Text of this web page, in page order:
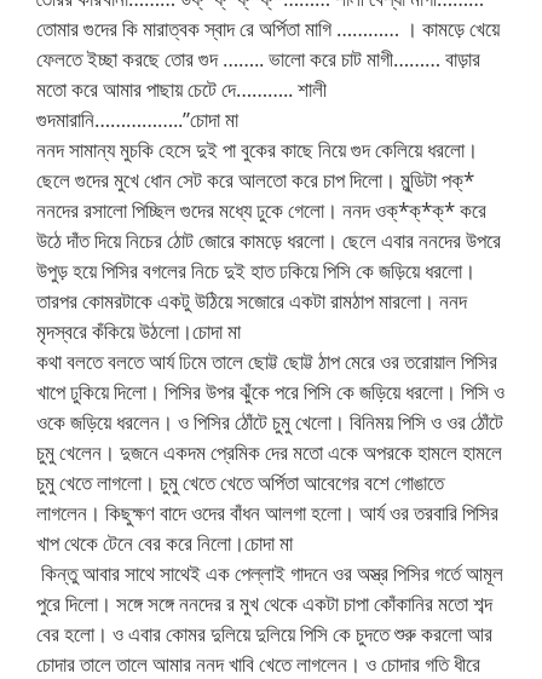
তোমার গুদের কি মারাত্বক স্বাদ রে অর্পিতা মাগি ………… । কামড়ে খেয়ে
ফেলতে ইচ্ছা করছে তোর গুদ …….. ভালো করে চাট মাগী……… বাড়ার
মতো করে আমার পাছায় চেটে দে……….. শালী
গুদমারানি……………..”চোদা মা
ননদ সামান্য মুচকি হেসে দুই পা বুকের কাছে নিয়ে গুদ কেলিয়ে ধরলো।
ছেলে গুদের মুখে ধোন সেট করে আলতো করে চাপ দিলো। মুন্ডিটা পক্*
ননদের রসালো পিচ্ছিল গুদের মধ্যে ঢুকে গেলো। ননদ ওক্*ক্*ক্* করে
উঠে দাঁত দিয়ে নিচের ঠোট জোরে কামড়ে ধরলো। ছেলে এবার ননদের উপরে
উপুড় হয়ে পিসির বগলের নিচে দুই হাত ঢকিয়ে পিসি কে জড়িয়ে ধরলো।
তারপর কোমরটাকে একটু উঠিয়ে সজোরে একটা রামঠাপ মারলো। ননদ
মৃদস্বরে কঁকিয়ে উঠলো।চোদা মা
কথা বলতে বলতে আর্য ঢিমে তালে ছোট্ট ছোট্ট ঠাপ মেরে ওর তরোয়াল পিসির
খাপে ঢুকিয়ে দিলো। পিসির উপর ঝুঁকে পরে পিসি কে জড়িয়ে ধরলো। পিসি ও
ওকে জড়িয়ে ধরলেন। ও পিসির ঠোঁটে চুমু খেলো। বিনিময় পিসি ও ওর ঠোঁটে
চুমু খেলেন। দুজনে একদম প্রেমিক দের মতো একে অপরকে হামলে হামলে
চুমু খেতে লাগলো। চুমু খেতে খেতে অর্পিতা আবেগের বশে গোঙাতে
লাগলেন। কিছুক্ষণ বাদে ওদের বাঁধন আলগা হলো। আর্য ওর তরবারি পিসির
খাপ থেকে টেনে বের করে নিলো।চোদা মা
কিন্তু আবার সাথে সাথেই এক পেল্লাই গাদনে ওর অস্ত্র পিসির গর্তে আমূল
পুরে দিলো। সঙ্গে সঙ্গে ননদের র মুখ থেকে একটা চাপা কোঁকানির মতো শব্দ
বের হলো। ও এবার কোমর দুলিয়ে দুলিয়ে পিসি কে চুদতে শুরু করলো আর
চোদার তালে তালে আমার ননদ খাবি খেতে লাগলেন। ও চোদার গতি ধীরে